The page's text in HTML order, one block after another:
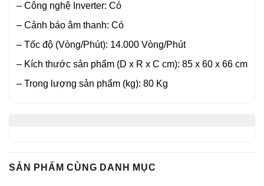
– Công nghệ Inverter: Có
– Cảnh báo âm thanh: Có
– Tốc độ (Vòng/Phút): 14.000 Vòng/Phút
– Kích thước sản phẩm (D x R x C cm): 85 x 60 x 66 cm
– Trọng lượng sản phẩm (kg): 80 Kg
SẢN PHẨM CÙNG DANH MỤC